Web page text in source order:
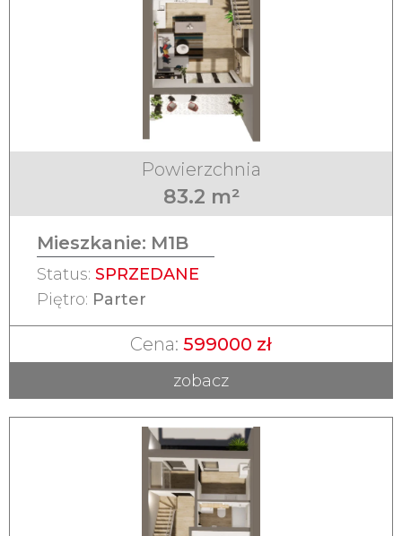
Powierzchnia
83.2 m²
Mieszkanie: M1B
Status: SPRZEDANE
Piętro: Parter
Cena: 599000 zł
zobacz